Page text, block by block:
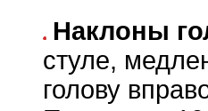
Наклоны
стуле,
голову